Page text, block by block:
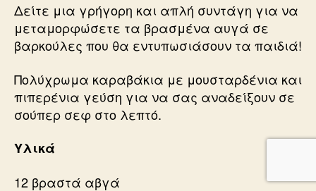
Δείτε μια γρήγορη και απλή συντάγη για να
μεταμορφώσετε τα βρασμένα αυγά σε
βαρκούλες που θα εντυπωσιάσουν τα παιδιά!
Πολύχρωμα καραβάκια με μουσταρδένια και
πιπερένια γεύση για να σας αναδείξουν σε
σούπερ σεφ στο λεπτό.
Υλικά
12 βραστά αβγά